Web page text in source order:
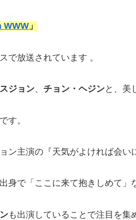
WWW 」
で放送されています 。
ジョン、 チョン・ヘジンと、美
す。
ン主演の『天気がよければ会い
身で「ここに来て抱きしめて」
も出演していることで注目を集